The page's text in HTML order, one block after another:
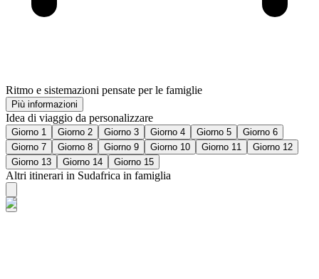
Ritmo e sistemazioni pensate per le famiglie
Più informazioni
Idea di viaggio da personalizzare
Giorno 1 Giorno 2 Giorno 3 Giorno 4 Giorno 5
Giorno 6
Giorno 7
Giorno 8 Giorno 9 Giorno 10 Giorno 11
Giorno 12
Giorno 13
Giorno 14 Giorno 15
Altri itinerari in Sudafrica in famiglia